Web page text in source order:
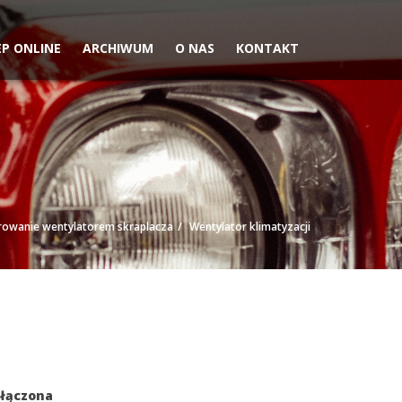
ONLINE ARCHIWUM O NAS KONTAKT
wentylatorem skraplacza Wentylator klimatyzacji